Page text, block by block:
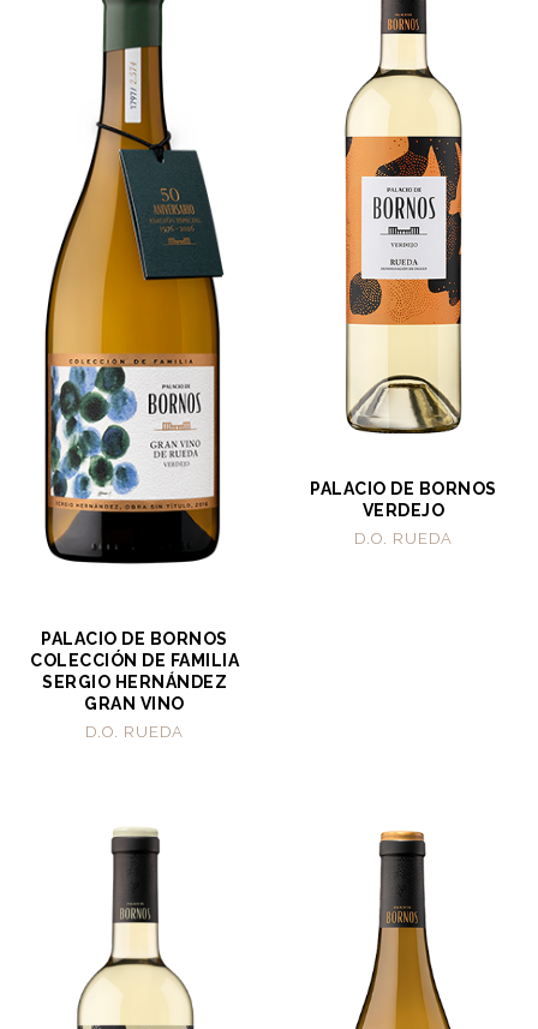
PALACIO DE BORNOS
COLECCIÓN DE FAMILIA
SERGIO HERNÁNDEZ
GRAN VINO
D.O. RUEDA
PALACIO DE BORNOS
VERDEJO
D.O. RUEDA